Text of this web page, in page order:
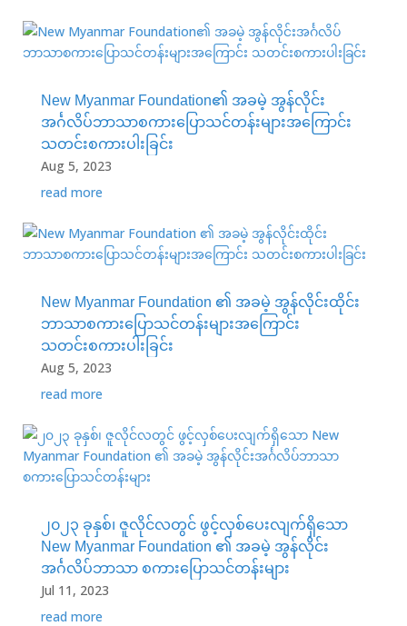
New Myanmar Foundation၏ အခမဲ့ အွန်လိုင်း
အင်္ဂလိပ်ဘာသာစကားပြောသင်တန်းများအကြောင်း
သတင်းစကားပါးခြင်း
Aug 5, 2023
read more
New Myanmar Foundation ၏ အခမဲ့ အွန်လိုင်းထိုင်း
ဘာသာစကားပြောသင်တန်းများအကြောင်း
သတင်းစကားပါးခြင်း
Aug 5, 2023
read more
၂၀၂၃ ခုနှစ်၊ ဇူလိုင်လတွင် ဖွင့်လှစ်ပေးလျက်ရှိသော
New Myanmar Foundation ၏ အခမဲ့ အွန်လိုင်း
အင်္ဂလိပ်ဘာသာ စကားပြောသင်တန်းများ
Jul 11, 2023
read more